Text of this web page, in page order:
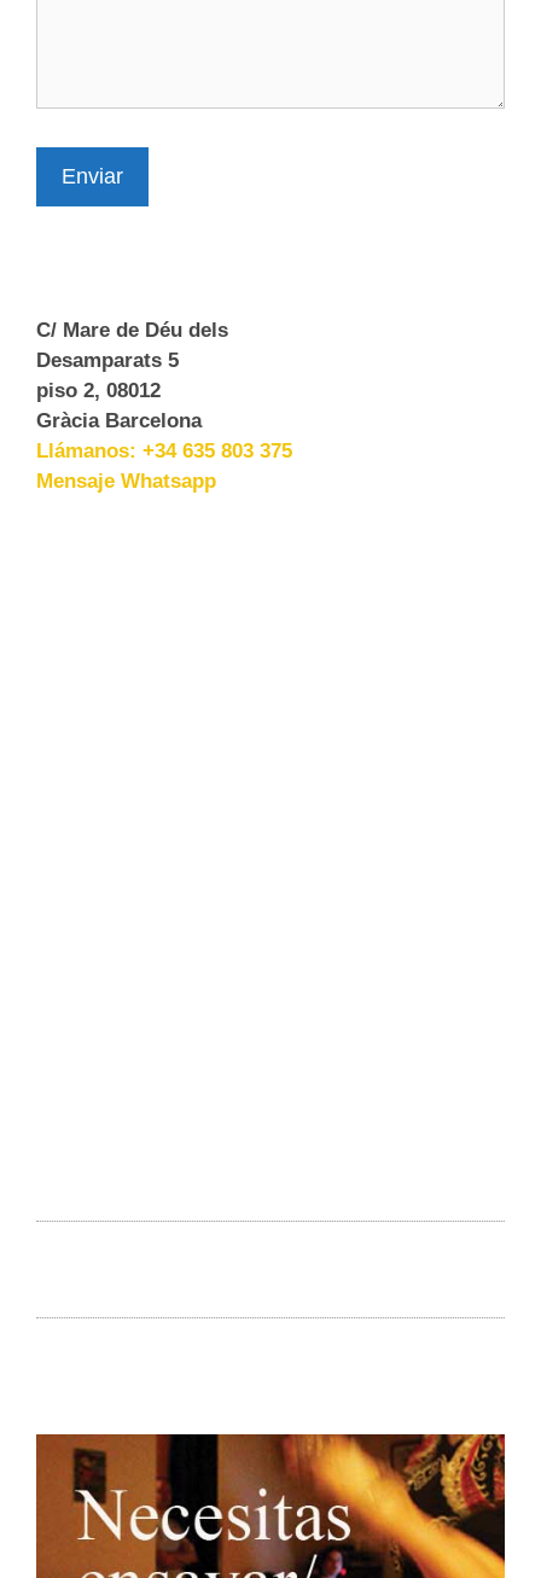
SÁBADO
Enviar
C/ Mare de Déu dels
Desamparats 5
piso 2, 08012
Gràcia Barcelona
Llámanos: +34 635 803 375
Mensaje Whatsapp